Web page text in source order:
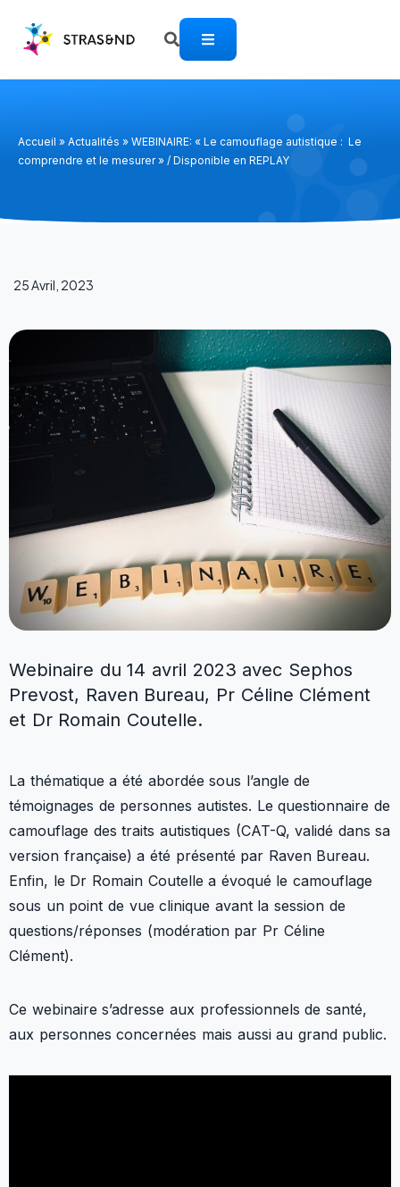
Accueil » Actualités » WEBINAIRE: « Le camouflage autistique : Le
comprendre et le mesurer » / Disponible en REPLAY
25 Avril, 2023
Webinaire du 14 avril 2023 avec Sephos
Prevost, Raven Bureau, Pr Céline Clément
et Dr Romain Coutelle.
La thématique a été abordée sous l’angle de
témoignages de personnes autistes. Le questionnaire de
camouflage des traits autistiques (CAT-Q, validé dans sa
version française) a été présenté par Raven Bureau.
Enfin, le Dr Romain Coutelle a évoqué le camouflage
sous un point de vue clinique avant la session de
questions/réponses (modération par Pr Céline
Clément).
Ce webinaire s’adresse aux professionnels de santé,
aux personnes concernées mais aussi au grand public.